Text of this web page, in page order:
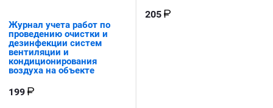
Журнал учета работ по
проведению очистки и
дезинфекции систем
вентиляции и
кондиционирования
воздуха на объекте
199
205